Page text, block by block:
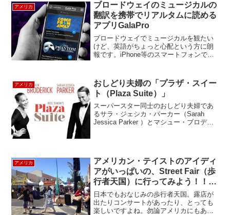
アメリカ
ブロードウェイのミュージカルの
翻訳を携帯でリアルタムに読める
アプリGalaPro
ブロードウェイでミュージカルを観たい
けど、英語がちょっと心配という方に朗
報です。iPhone等のスマートフォンで、
プリGalaPro（ガラプロ）の導入が始まり
ました。現...
アメリカ
おしどり夫婦の「プラザ・スイー
ト（Plaza Suite）」
スーパースター同士のおしどり夫婦であ
るサラ・ジェシカ・パーカー（Sarah
Jessica Parker ）とマシュー・ブロデリ
アメリカ
アメリカン・テイストのアイディ
アがいっぱいの、Street Fair（歩
行者天国）に行ってみよう！！
Burlingame, San Francisco
日本でもおなじみの歩行者天国。露店が
出たりコンサートがあったり、とっても
楽しいですよね。勿論アメリカにもある